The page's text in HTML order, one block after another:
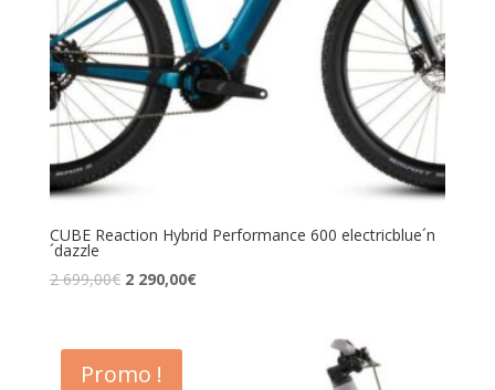
CUBE Reaction Hybrid Performance 600 electricblue´n
´dazzle
2 699,00€ 2 290,00€
Promo !